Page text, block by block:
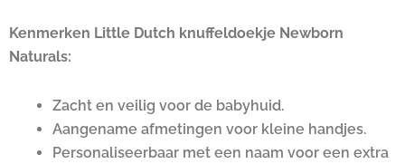
Kenmerken Little Dutch knuffeldoekje Newborn
Naturals:
Zacht en veilig voor de babyhuid.
Aangename afmetingen voor kleine handjes.
Personaliseerbaar met een naam voor een extra